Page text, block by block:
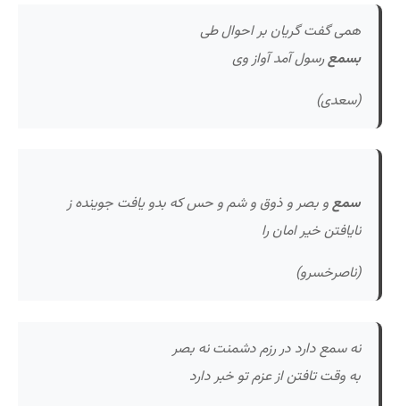
همی گفت گریان بر احوال طی
بسمعرسول آمد آواز وی
(سعدی)
سمعو بصر و ذوق و شم و حس که بدو یافت جوینده ز
نایافتن خیر امان را
(ناصرخسرو)
نه سمع دارد در رزم دشمنت نه بصر
به وقت تافتن از عزم تو خبر دارد